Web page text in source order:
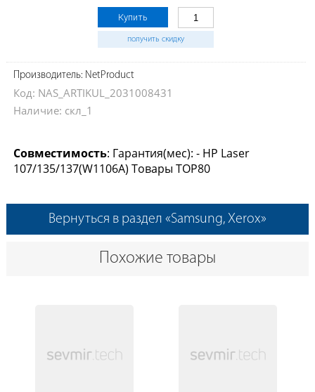
Купить
получить скидку
Производитель: NetProduct
Код: NAS_ARTIKUL_2031008431
Наличие: скл_1
Совместимость: Гарантия(мес): - HP Laser
107/135/137(W1106A) Товары TOP80
Вернуться в раздел «Samsung, Xerox»
Похожие товары